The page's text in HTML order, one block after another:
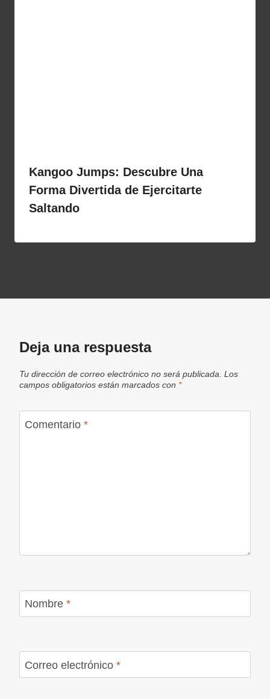
Kangoo Jumps: Descubre Una
Forma Divertida de Ejercitarte
Saltando
Deja una respuesta
Tu dirección de correo electrónico no será publicada. Los
campos obligatorios están marcados con *
Comentario *
Nombre *
Correo electrónico *